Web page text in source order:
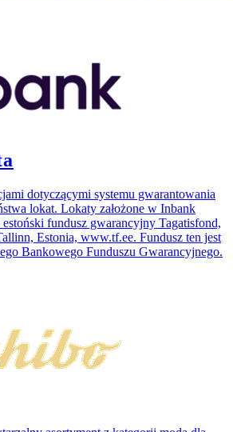
dotyczącymi systemu gwarantowania
lokat. Lokaty założone w Inbank
estoński fundusz gwarancyjny Tagatisfond,
Estonia, www.tf.ee. Fundusz ten jest
Bankowego Funduszu Gwarancyjnego.